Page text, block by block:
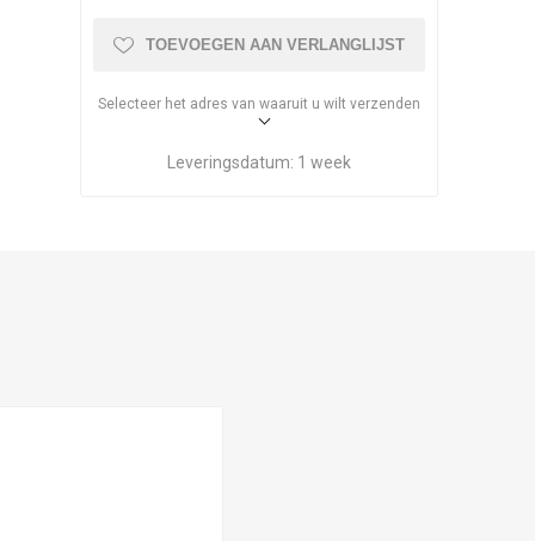
TOEVOEGEN AAN VERLANGLIJST
Selecteer het adres van waaruit u wilt verzenden
Leveringsdatum: 1 week